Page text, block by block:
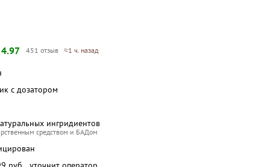
4.97 451 отзыв ≈1 ч. назад
с дозатором
ингридиентов
средством и БАДом